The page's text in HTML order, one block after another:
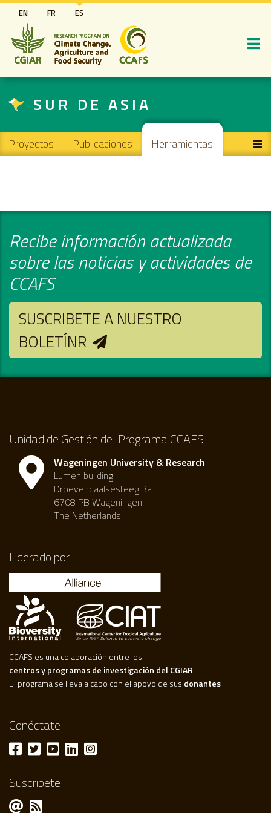
Pasar
al
contenido
principal
EN FR ES
SUR DE ASIA
Main navigation
Proyectos Publicaciones Herramientas
Recibe información actualizada
sobre las noticias y actividades de
CCAFS
SUSCRIBETE A NUESTRO
BOLETÍNR
Unidad de Gestión del Programa CCAFS
Wageningen University & Research
Lumen building
Droevendaalsesteeg 3a
6708 PB Wageningen
The Netherlands
Liderado por
CCAFS es una colaboración entre los
centros y programas de investigación del CGIAR
El programa se lleva a cabo con el apoyo de sus donantes
Conéctate
Suscribete